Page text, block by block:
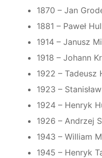
1870 – Jan
1881 – Paweł
1914 – Janusz
1918 – Johann
1922 – Tadeusz
1923 –
1924 – Henryk
1926 – Andrzej
1943 – William
1945 – Henryk